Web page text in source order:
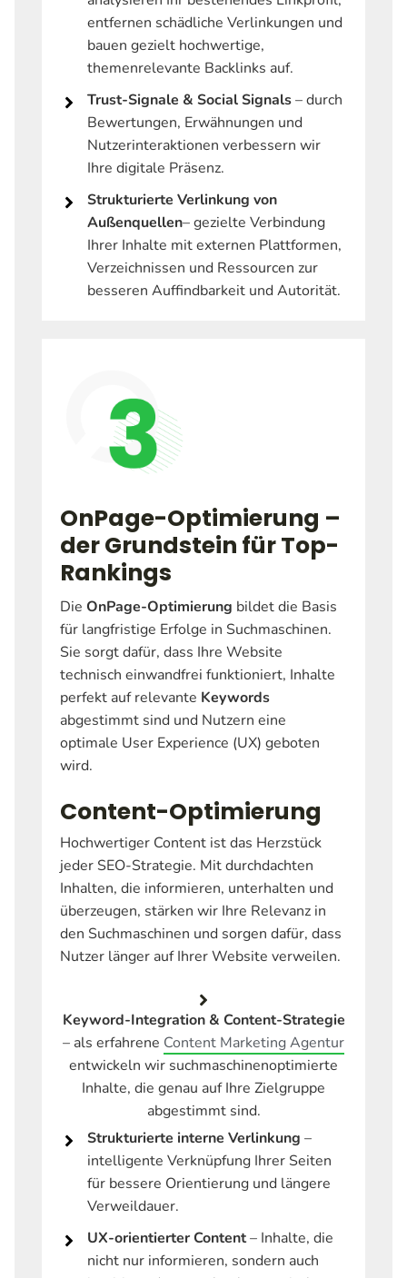
entfernen schädliche Verlinkungen und
bauen gezielt hochwertige,
themenrelevante Backlinks auf.
Trust-Signale & Social Signals– durch
Bewertungen, Erwähnungen und
Nutzerinteraktionen verbessern wir
Ihre digitale Präsenz.
Strukturierte Verlinkung von
Außenquellen– gezielte Verbindung
Ihrer Inhalte mit externen Plattformen,
Verzeichnissen und Ressourcen zur
besseren Auffindbarkeit und Autorität.
OnPage-Optimierung –
der Grundstein für Top-
Rankings
Die OnPage-Optimierung bildet die Basis
für langfristige Erfolge in Suchmaschinen.
Sie sorgt dafür, dass Ihre Website
technisch einwandfrei funktioniert, Inhalte
perfekt auf relevante Keywords
abgestimmt sind und Nutzern eine
optimale User Experience (UX) geboten
wird.
Content-Optimierung
Hochwertiger Content ist das Herzstück
jeder SEO-Strategie. Mit durchdachten
Inhalten, die informieren, unterhalten und
überzeugen, stärken wir Ihre Relevanz in
den Suchmaschinen und sorgen dafür, dass
Nutzer länger auf Ihrer Website verweilen.
Keyword-Integration & Content-Strategie
– als erfahrene Content Marketing Agentur
entwickeln wir suchmaschinenoptimierte
Inhalte, die genau auf Ihre Zielgruppe
abgestimmt sind.
Strukturierte interne Verlinkung –
intelligente Verknüpfung Ihrer Seiten
für bessere Orientierung und längere
Verweildauer.
UX-orientierter Content– Inhalte, die
nicht nur informieren, sondern auch